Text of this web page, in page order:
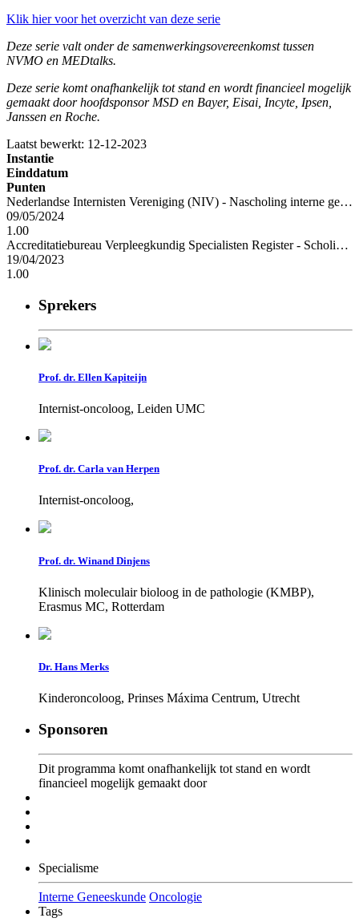
Klik hier voor het overzicht van deze serie
Deze serie valt onder de samenwerkingsovereenkomst tussen
NVMO en MEDtalks.
Deze serie komt onafhankelijk tot stand en wordt financieel mogelijk
gemaakt door hoofdsponsor MSD en Bayer, Eisai, Incyte, Ipsen,
Janssen en Roche.
Laatst bewerkt: 12-12-2023
Instantie
Einddatum
Punten
Nederlandse Internisten Vereniging (NIV) - Nascholing interne geneeskunde
09/05/2024
1.00
Accreditatiebureau Verpleegkundig Specialisten Register - Scholing verpleegkundig specialisten
19/04/2023
1.00
Sprekers
Prof. dr. Ellen Kapiteijn
Internist-oncoloog, Leiden UMC
Prof. dr. Carla van Herpen
Internist-oncoloog,
Prof. dr. Winand Dinjens
Klinisch moleculair bioloog in de pathologie (KMBP),
Erasmus MC, Rotterdam
Dr. Hans Merks
Kinderoncoloog, Prinses Máxima Centrum, Utrecht
Sponsoren
Dit programma komt onafhankelijk tot stand en wordt
financieel mogelijk gemaakt door
Specialisme
Interne Geneeskunde Oncologie
Tags